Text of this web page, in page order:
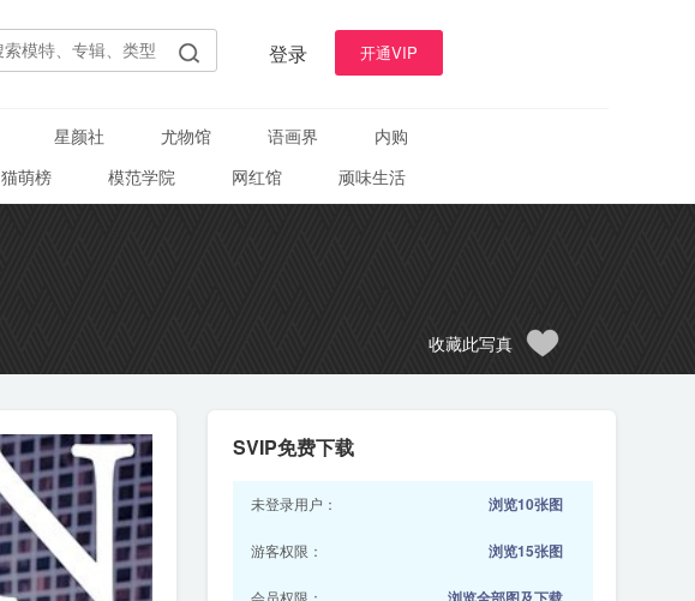
登录 开通VIP
星颜社 尤物馆 语画界
内购
猫萌榜 模范学院 网红馆 顽味生活
收藏此写真
SVIP免费下载
未登录用户： 浏览10张图
游客权限： 浏览15张图
会员权限：